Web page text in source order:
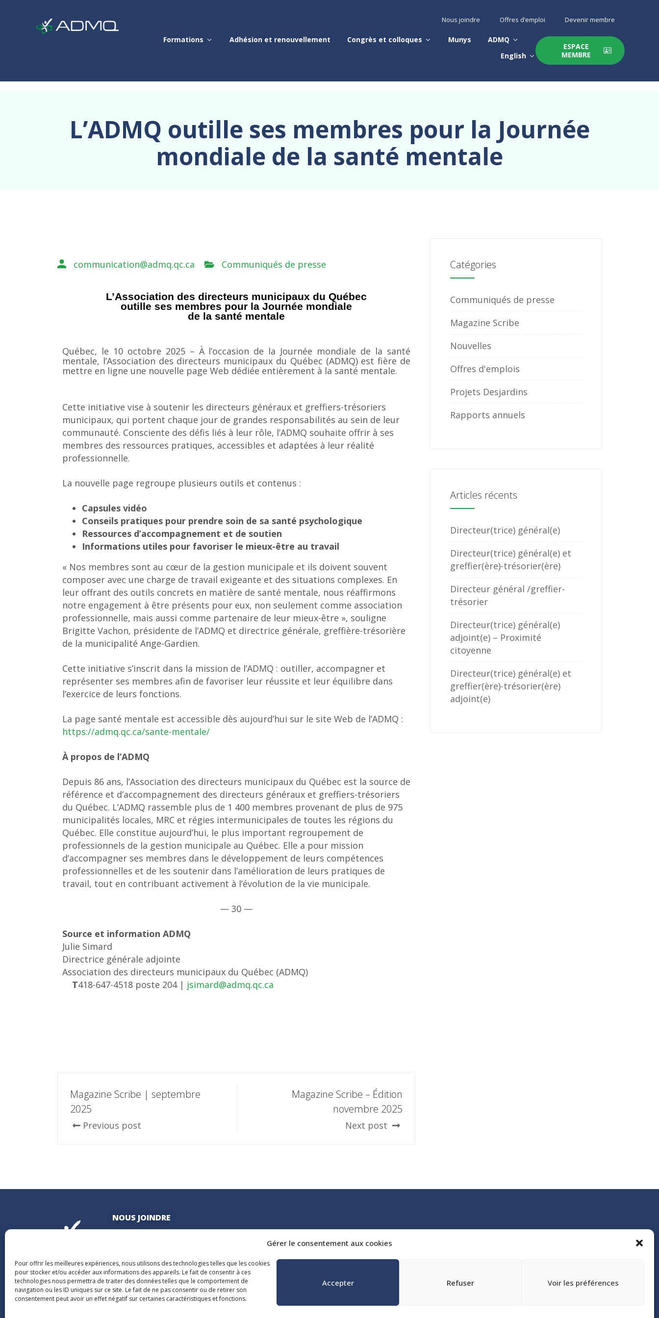
Gérer le consentement aux cookies
Pour offrir les meilleures expériences, nous utilisons des technologies telles que les cookies
pour stocker et/ou accéder aux informations des appareils. Le fait de consentir à ces
technologies nous permettra de traiter des données telles que le comportement de
navigation ou les ID uniques sur ce site. Le fait de ne pas consentir ou de retirer son
consentement peut avoir un effet négatif sur certaines caractéristiques et fonctions.
Accepter Refuser Voir les préférences
Nous joindre Offres d’emploi Devenir membre
Formations Adhésion et renouvellement Congrès et colloques Munys
ADMQ
English
ESPACE
MEMBRE
L’ADMQ outille ses membres pour la Journée
mondiale de la santé mentale
communication@admq.qc.ca Communiqués de presse
L’Association des directeurs municipaux du Québec
outille ses membres pour la Journée mondiale
de la santé mentale
Québec, le 10 octobre 2025 – À l’occasion de la Journée mondiale de la santé
mentale, l’Association des directeurs municipaux du Québec (ADMQ) est fière de
mettre en ligne une nouvelle page Web dédiée entièrement à la santé mentale.
Cette initiative vise à soutenir les directeurs généraux et greffiers-trésoriers
municipaux, qui portent chaque jour de grandes responsabilités au sein de leur
communauté. Consciente des défis liés à leur rôle, l’ADMQ souhaite offrir à ses
membres des ressources pratiques, accessibles et adaptées à leur réalité
professionnelle.
La nouvelle page regroupe plusieurs outils et contenus :
Capsules vidéo
Conseils pratiques pour prendre soin de sa santé psychologique
Ressources d’accompagnement et de soutien
Informations utiles pour favoriser le mieux-être au travail
« Nos membres sont au cœur de la gestion municipale et ils doivent souvent
composer avec une charge de travail exigeante et des situations complexes. En
leur offrant des outils concrets en matière de santé mentale, nous réaffirmons
notre engagement à être présents pour eux, non seulement comme association
professionnelle, mais aussi comme partenaire de leur mieux-être », souligne
Brigitte Vachon, présidente de l’ADMQ et directrice générale, greffière-trésorière
de la municipalité Ange-Gardien.
Cette initiative s’inscrit dans la mission de l’ADMQ : outiller, accompagner et
représenter ses membres afin de favoriser leur réussite et leur équilibre dans
l’exercice de leurs fonctions.
La page santé mentale est accessible dès aujourd’hui sur le site Web de l’ADMQ :
https://admq.qc.ca/sante-mentale/
À propos de l’ADMQ
Depuis 86 ans, l’Association des directeurs municipaux du Québec est la source de
référence et d’accompagnement des directeurs généraux et greffiers-trésoriers
du Québec. L’ADMQ rassemble plus de 1 400 membres provenant de plus de 975
municipalités locales, MRC et régies intermunicipales de toutes les régions du
Québec. Elle constitue aujourd’hui, le plus important regroupement de
professionnels de la gestion municipale au Québec. Elle a pour mission
d’accompagner ses membres dans le développement de leurs compétences
professionnelles et de les soutenir dans l’amélioration de leurs pratiques de
travail, tout en contribuant activement à l’évolution de la vie municipale.
— 30 —
Source et information ADMQ
Julie Simard
Directrice générale adjointe
Association des directeurs municipaux du Québec (ADMQ)
T418-647-4518 poste 204 | jsimard@admq.qc.ca
Magazine Scribe | septembre
2025
Previous post
Magazine Scribe – Édition
novembre 2025
Next post
Catégories
Communiqués de presse
Magazine Scribe
Nouvelles
Offres d'emplois
Projets Desjardins
Rapports annuels
Articles récents
Directeur(trice) général(e)
Directeur(trice) général(e) et
greffier(ère)-trésorier(ère)
Directeur général /greffier-
trésorier
Directeur(trice) général(e)
adjoint(e) – Proximité
citoyenne
Directeur(trice) général(e) et
greffier(ère)-trésorier(ère)
adjoint(e)
NOUS JOINDRE
Québec (Québec) G1K 8W1
reception@admq.qc.ca